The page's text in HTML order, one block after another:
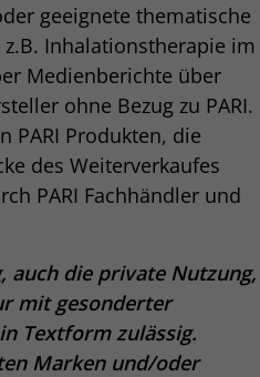
geeignete thematische
Inhalationstherapie im
Medienberichte über
ohne Bezug zu PARI.
PARI Produkten, die
des Weiterverkaufes
PARI Fachhändler und
auch die private Nutzung,
mit gesonderter
Textform zulässig.
Marken und/oder